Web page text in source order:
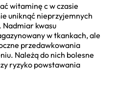
witaminę c w czasie
uniknąć nieprzyjemnych
Nadmiar kwasu
w tkankach, ale
przedawkowania
Należą do nich bolesne
ryzyko powstawania